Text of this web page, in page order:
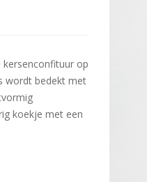
kersenconfituur op
wordt bedekt met
koekje met een